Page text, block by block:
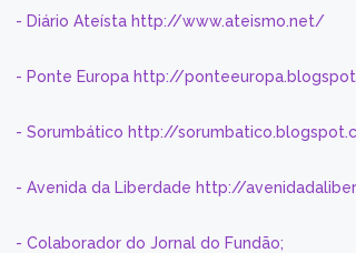
- Diário Ateísta http://www.ateismo.net/
- Ponte Europa http://
- Sorumbático http://
- Avenida da Liberdade http://
- Colaborador do Jornal do Fundão;